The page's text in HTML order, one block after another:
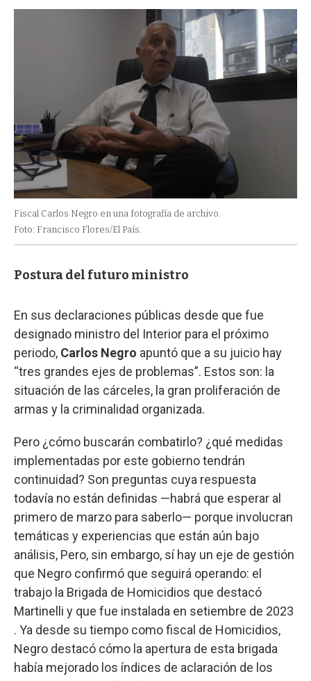
Fiscal Carlos Negro en una fotografía de archivo.
Foto: Francisco Flores/El País.
Postura del futuro ministro
En sus declaraciones públicas desde que fue
designado ministro del Interior para el próximo
periodo, Carlos Negro apuntó que a su juicio hay
“tres grandes ejes de problemas”. Estos son: la
situación de las cárceles, la gran proliferación de
armas y la criminalidad organizada.
Pero ¿cómo buscarán combatirlo? ¿qué medidas
implementadas por este gobierno tendrán
continuidad? Son preguntas cuya respuesta
todavía no están definidas —habrá que esperar al
primero de marzo para saberlo— porque involucran
temáticas y experiencias que están aún bajo
análisis, Pero, sin embargo, sí hay un eje de gestión
que Negro confirmó que seguirá operando: el
trabajo la Brigada de Homicidios que destacó
Martinelli y que fue instalada en setiembre de 2023
. Ya desde su tiempo como fiscal de Homicidios,
Negro destacó cómo la apertura de esta brigada
había mejorado los índices de aclaración de los